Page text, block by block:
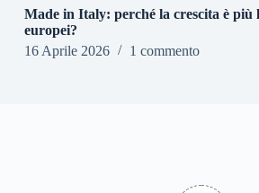
Made in Italy: perché la crescita è più
europei?
16 Aprile 2026
1 commento